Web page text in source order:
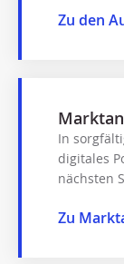
Zu den
In
digitales
nächsten
Zu